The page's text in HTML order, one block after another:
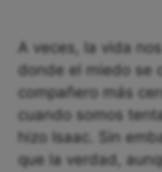
A veces, la vida
donde el miedo se
compañero más
cuando somos
hizo Isaac. Sin
que la verdad,